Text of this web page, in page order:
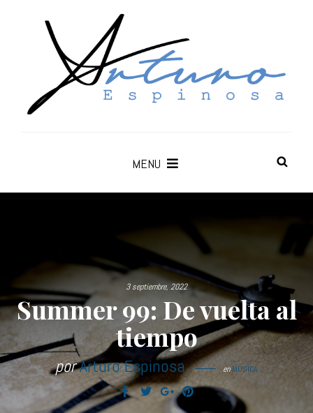
MENU
3 septiembre, 2022
Summer 99: De vuelta al
tiempo
porArturo Espinosa enMÚSICA